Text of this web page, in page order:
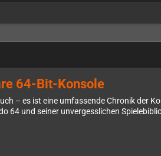
64-Bit-Konsole
– es ist eine umfassende Chronik der
64 und seiner unvergesslichen